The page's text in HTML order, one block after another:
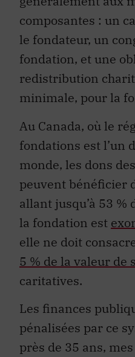
composantes : un
le fondateur, un
fondation, et une
redistribution
minimale, pour la
Au Canada, où le
fondations est l’un
monde, les dons
peuvent bénéficier
allant jusqu’à 53 %
la fondation est
elle ne doit
5 % de la valeur de
caritatives.
Les finances
pénalisées par ce
près de 35 ans,